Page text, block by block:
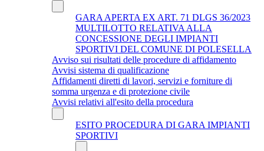
GARA APERTA EX ART. 71 DLGS 36/2023
MULTILOTTO RELATIVA ALLA
CONCESSIONE DEGLI IMPIANTI
SPORTIVI DEL COMUNE DI POLESELLA
Avviso sui risultati delle procedure di affidamento
Avvisi sistema di qualificazione
Affidamenti diretti di lavori, servizi e forniture di
somma urgenza e di protezione civile
Avvisi relativi all'esito della procedura
ESITO PROCEDURA DI GARA IMPIANTI
SPORTIVI